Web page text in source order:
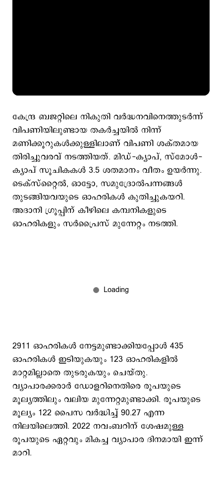
കേന്ദ്ര ബജറ്റിലെ നികുതി വർദ്ധനവിനെത്തുടർന്ന്
വിപണിയിലുണ്ടായ തകർച്ചയിൽ നിന്ന്
മണിക്കൂറുകൾക്കുള്ളിലാണ് വിപണി ശക്തമായ
തിരിച്ചുവരവ് നടത്തിയത്. മിഡ്-ക്യാപ്, സ്‌മോൾ-
ക്യാപ് സൂചികകൾ 3.5 ശതമാനം വീതം ഉയർന്നു.
ടെക്സ്റ്റൈൽ, ഓട്ടോ, സമുദ്രോൽപന്നങ്ങൾ
തുടങ്ങിയവയുടെ ഓഹരികൾ കുതിച്ചുകയറി.
അദാനി ഗ്രൂപ്പിന് കീഴിലെ കമ്പനികളുടെ
ഓഹരികളും സർപ്രൈസ് മുന്നേറ്റം നടത്തി.
2911 ഓഹരികൾ നേട്ടമുണ്ടാക്കിയപ്പോൾ 435
ഓഹരികൾ ഇടിയുകയും 123 ഓഹരികളിൽ
മാറ്റമില്ലാതെ തുടരുകയും ചെയ്തു. ​
വ്യാപാരക്കരാർ ഡോളറിനെതിരെ രൂപയുടെ
മൂല്യത്തിലും വലിയ മുന്നേറ്റമുണ്ടാക്കി. രൂപയുടെ
മൂല്യം 122 പൈസ വർദ്ധിച്ച് 90.27 എന്ന
നിലയിലെത്തി. 2022 നവംബറിന് ശേഷമുള്ള
രൂപയുടെ ഏറ്റവും മികച്ച വ്യാപാര ദിനമായി ഇന്ന്
മാറി.